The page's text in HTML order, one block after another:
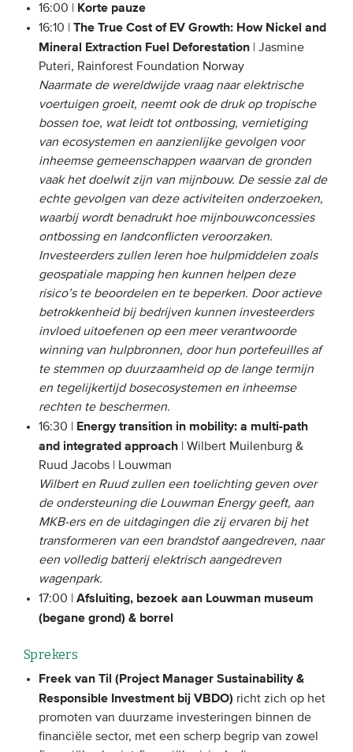
16:00 |
Korte pauze
16:10 |The True Cost of EV Growth: How Nickel and
Mineral Extraction Fuel Deforestation | Jasmine
Puteri, Rainforest Foundation Norway
Naarmate de wereldwijde vraag naar elektrische
voertuigen groeit, neemt ook de druk op tropische
bossen toe, wat leidt tot ontbossing, vernietiging
van ecosystemen en aanzienlijke gevolgen voor
inheemse gemeenschappen waarvan de gronden
vaak het doelwit zijn van mijnbouw. ​​De sessie zal de
echte gevolgen van deze activiteiten onderzoeken,
waarbij wordt benadrukt hoe mijnbouwconcessies
ontbossing en landconflicten veroorzaken.
Investeerders zullen leren hoe hulpmiddelen zoals
geospatiale mapping hen kunnen helpen deze
risico’s te beoordelen en te beperken. Door actieve
betrokkenheid bij bedrijven kunnen investeerders
invloed uitoefenen op een meer verantwoorde
winning van hulpbronnen, door hun portefeuilles af
te stemmen op duurzaamheid op de lange termijn
en tegelijkertijd bosecosystemen en inheemse
rechten te beschermen.
16:30 |
Energy transition in mobility: a multi-path
and integrated approach | Wilbert Muilenburg &
Ruud Jacobs | Louwman
Wilbert en Ruud zullen een toelichting geven over
de ondersteuning die Louwman Energy geeft, aan
MKB-ers en de uitdagingen die zij ervaren bij het
transformeren van een brandstof aangedreven, naar
een volledig batterij elektrisch aangedreven
wagenpark.
17:00 |Afsluiting, bezoek aan Louwman museum
(begane grond) & borrel
Sprekers
Freek van Til (Project Manager Sustainability &
Responsible Investment bij VBDO) richt zich op het
promoten van duurzame investeringen binnen de
financiële sector, met een scherp begrip van zowel